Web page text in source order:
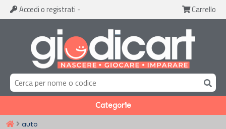
Accedi o registrati - Carrello
Categorie
auto